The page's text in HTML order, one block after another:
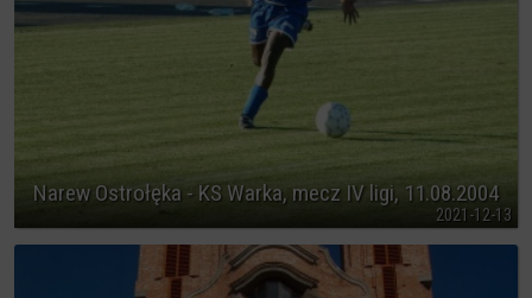
Narew Ostrołęka - KS Warka, mecz IV ligi, 11.08.2004
2021-12-13